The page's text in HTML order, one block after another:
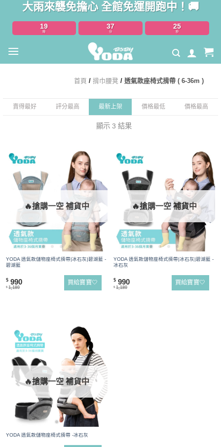
大雨來襲免擔心 全館免運開跑中！🚚
19
時
37
分
25
秒
首頁 / 揹巾腰凳 / 透氣款座椅式揹帶 ( 6-36m )
賣得最好 評分最高 最新上架 價格最低 價格最高
顯示 3 結果
🔥搶購一空 補貨中
YODA 透氣款儲物座椅式揹帶|冰石灰|碧湖藍 -
碧湖藍
$ 990
$ 1,180
買給寶寶🤍
🔥搶購一空 補貨中
YODA 透氣款儲物座椅式揹帶|冰石灰|碧湖藍 -
冰石灰
$ 990
$ 1,180
買給寶寶🤍
🔥搶購一空 補貨中
YODA 透氣款儲物座椅式揹帶 -冰石灰